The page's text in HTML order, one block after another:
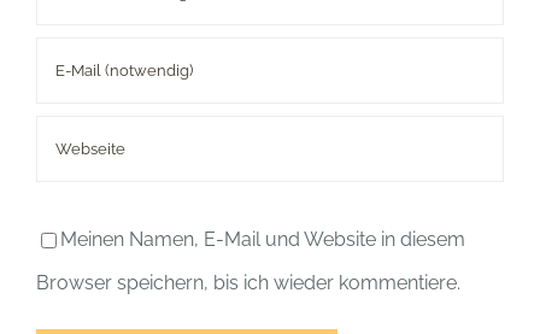
Meinen Namen, E-Mail und Website in diesem
Browser speichern, bis ich wieder kommentiere.